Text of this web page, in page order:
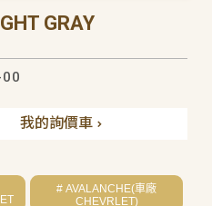
GRAY
我的詢價車
# AVALANCHE(車廠
CHEVRLET)